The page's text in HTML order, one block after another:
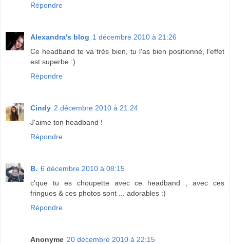
Répondre
Alexandra's blog 1 décembre 2010 à 21:26
Ce headband te va très bien, tu l'as bien positionné, l'effet
est superbe :)
Répondre
Cindy 2 décembre 2010 à 21:24
J'aime ton headband !
Répondre
B. 6 décembre 2010 à 08:15
c'que tu es choupette avec ce headband , avec ces
fringues & ces photos sont ... adorables :)
Répondre
Anonyme 20 décembre 2010 à 22:15